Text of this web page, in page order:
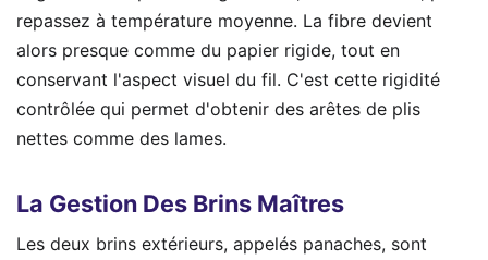
repassez à température moyenne. La fibre devient
alors presque comme du papier rigide, tout en
conservant l'aspect visuel du fil. C'est cette rigidité
contrôlée qui permet d'obtenir des arêtes de plis
nettes comme des lames.
La Gestion Des Brins Maîtres
Les deux brins extérieurs, appelés panaches, sont